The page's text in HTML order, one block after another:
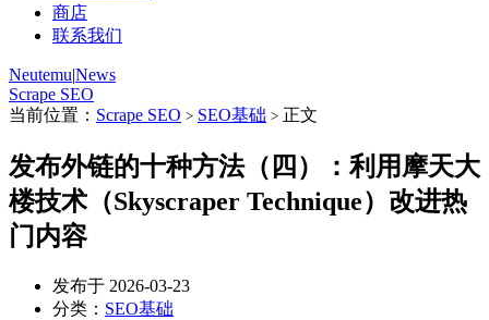
商店
联系我们
Neutemu|News
Scrape SEO
当前位置： Scrape SEO > SEO基础 > 正文
发布外链的十种方法（四）：利用摩天大
楼技术（Skyscraper Technique）改进热
门内容
发布于 2026-03-23
分类： SEO基础